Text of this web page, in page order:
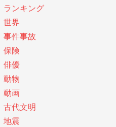
ランキング
世界
事件事故
保険
俳優
動物
動画
古代文明
地震